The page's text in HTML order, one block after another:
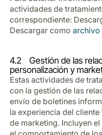
actividades de
correspondiente:
Descargar como archivo
4.2 Gestión de las
personalización y
Estas actividades de
con la gestión de las
envío de boletines
la experiencia del
de marketing. Incluyen